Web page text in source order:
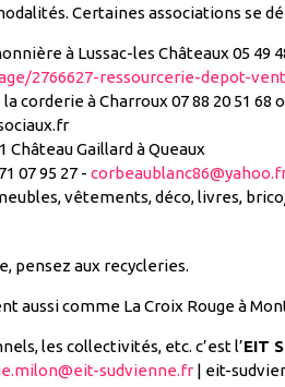
Certaines associations se
à Lussac-les Châteaux 05 49
2766627-ressourcerie-depot-
corderie à Charroux 07 88 20 51 68
Château Gaillard à Queaux
07 95 27 -
vêtements, déco, livres,
pensez aux recycleries.
aussi comme La Croix Rouge à
les collectivités, etc. c’est l’EIT
sudvienne.fr | eit-